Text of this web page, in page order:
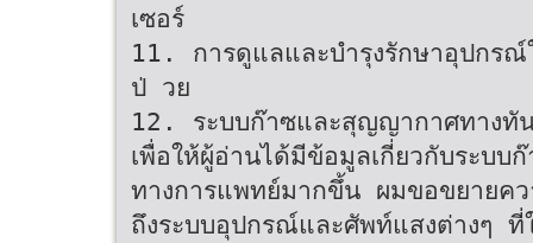
เซอร์
11. การดูแลและบำรุงรักษาอุปกรณ์
ป่ วย
12. ระบบก๊าซและสุญญากาศทางทั
เพื่อให้ผู้อ่านได้มีข้อมูลเกี่ยวกับระบบ
ทางการแพทย์มากขึ้น ผมขอขยายค
ถึงระบบอุปกรณ์และศัพท์แสงต่างๆ ที่